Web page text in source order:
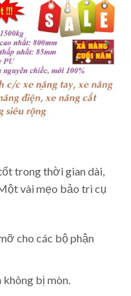
trong thời gian dài,
vài mẹo bảo trì cụ
cho các bộ phận
bị mòn.